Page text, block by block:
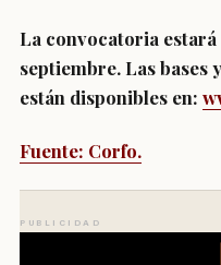
La convocatoria estará
septiembre. Las
están disponibles en:
Fuente: Corfo.
PUBLICIDAD